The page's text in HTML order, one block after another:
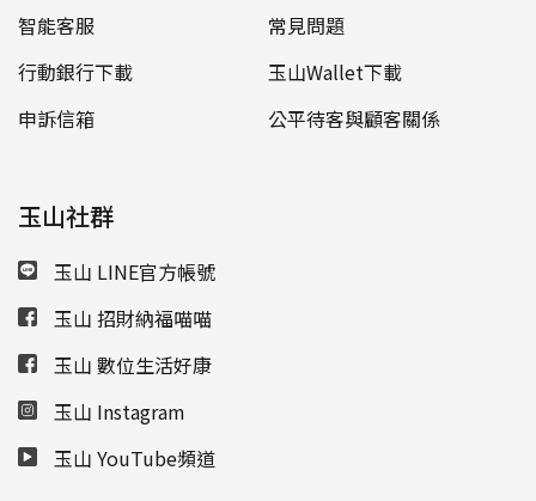
智能客服
常見問題
行動銀行下載
玉山Wallet下載
申訴信箱
公平待客與顧客關係
玉山社群
玉山 LINE官方帳號
玉山 招財納福喵喵
玉山 數位生活好康
玉山 Instagram
玉山 YouTube頻道